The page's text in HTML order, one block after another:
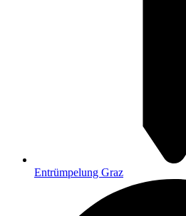
Entrümpelung Graz